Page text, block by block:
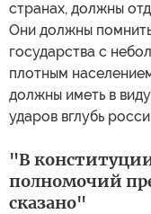
странах, должны
Они должны
государства с
плотным
должны иметь в
ударов вглубь
"В
полномочий
сказано"